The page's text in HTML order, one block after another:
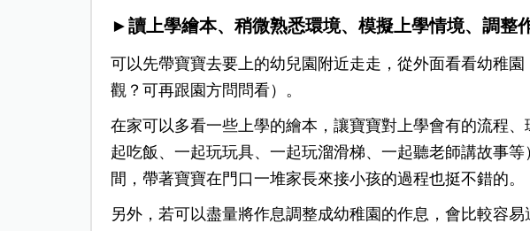
►讀上學繪本、稍微熟悉環境、模擬上學情境、調整
可以先帶寶寶去要上的幼兒園附近走走，從外面看看幼稚
觀？可再跟園方問問看）。
在家可以多看一些上學的繪本，讓寶寶對上學會有的流程
起吃飯、一起玩玩具、一起玩溜滑梯、一起聽老師講故事
間，帶著寶寶在門口一堆家長來接小孩的過程也挺不錯的。
另外，若可以盡量將作息調整成幼稚園的作息，會比較容易